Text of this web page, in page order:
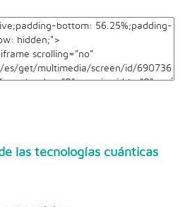
las tecnologías cuánticas